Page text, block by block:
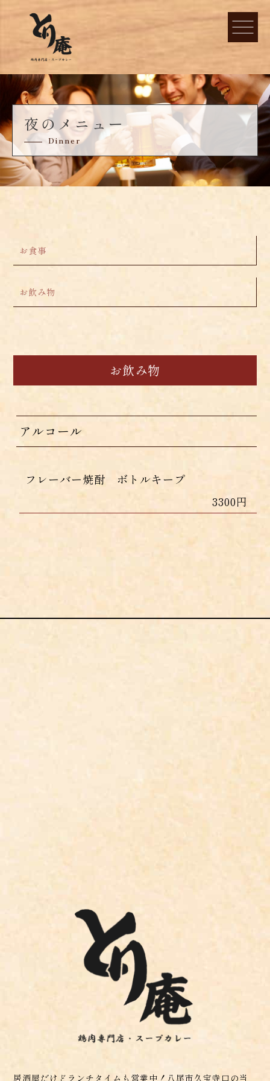
夜のメニュー
Dinner
お食事
お飲み物
お飲み物
アルコール
フレーバー焼酎 ボトルキープ
3300円
居酒屋だけどランチタイムも営業中！八尾市久宝寺口の当